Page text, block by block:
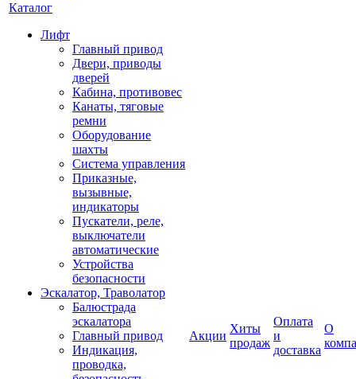
Каталог
Лифт
Главный привод
Двери, приводы
дверей
Кабина, противовес
Канаты, тяговые
ремни
Оборудование
шахты
Система управления
Приказные,
вызывные,
индикаторы
Пускатели, реле,
выключатели
автоматические
Устройства
безопасности
Эскалатор, Траволатор
Балюстрада
эскалатора
Главный привод
Индикация,
проводка,
Акции
Хиты
продаж
Оплата
и
доставка
О